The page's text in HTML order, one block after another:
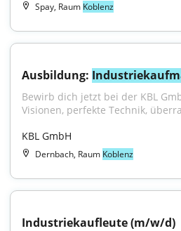
Spay, Raum Koblenz
Ausbildung:
Bewirb dich jetzt bei der KBL
Visionen, perfekte Technik,
KBL GmbH
Dernbach, Raum Koblenz
Industriekaufleute (m/w/d)